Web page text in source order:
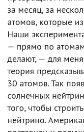
за месяц, за
атомов, которые
Наши
— прямо по
делают, — для меня
теория
30 атомов. Так
солнечных
того, чтобы
нейтрино.